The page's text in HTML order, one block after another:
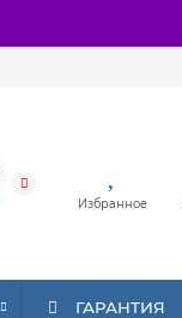
Избранное
ГАРАНТИЯ